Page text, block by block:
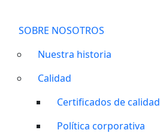
SOBRE NOSOTROS
Nuestra historia
Calidad
Certificados de calidad
Política corporativa